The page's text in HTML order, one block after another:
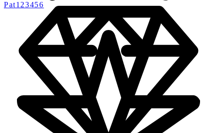
Pat123456